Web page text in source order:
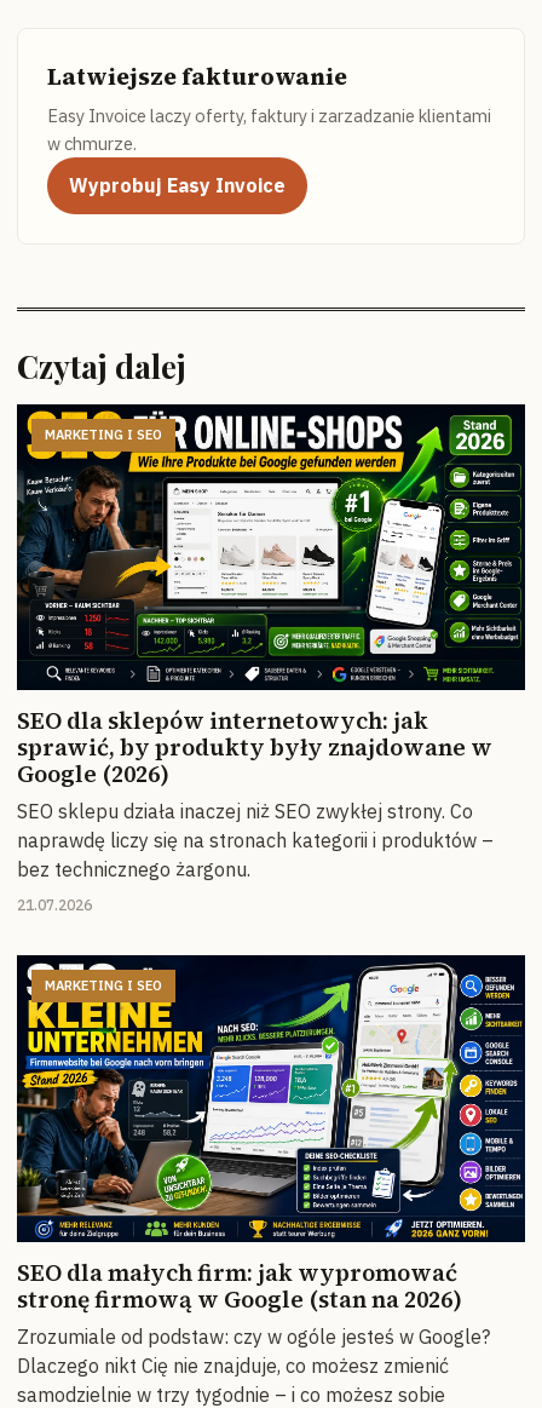
Latwiejsze fakturowanie
Easy Invoice laczy oferty, faktury i zarzadzanie klientami
w chmurze.
Wyprobuj Easy Invoice
Czytaj dalej
MARKETING I SEO
SEO dla sklepów internetowych: jak
sprawić, by produkty były znajdowane w
Google (2026)
SEO sklepu działa inaczej niż SEO zwykłej strony. Co
naprawdę liczy się na stronach kategorii i produktów –
bez technicznego żargonu.
21.07.2026
MARKETING I SEO
SEO dla małych firm: jak wypromować
stronę firmową w Google (stan na 2026)
Zrozumiale od podstaw: czy w ogóle jesteś w Google?
Dlaczego nikt Cię nie znajduje, co możesz zmienić
samodzielnie w trzy tygodnie – i co możesz sobie